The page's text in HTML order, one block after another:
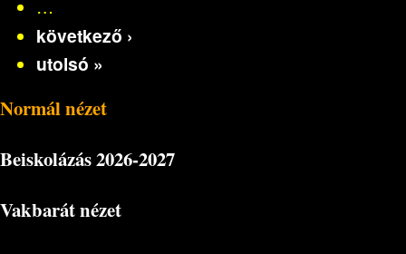
…
következő ›
utolsó »
Normál nézet
Beiskolázás2026-2027
Vakbarát nézet